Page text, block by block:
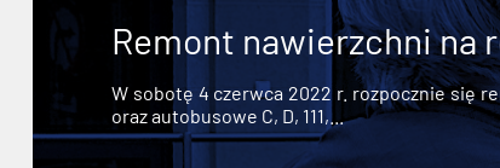
Remont nawierzchni na
W sobotę 4 czerwca 2022 r. rozpocznie się
oraz autobusowe C, D, 111,...